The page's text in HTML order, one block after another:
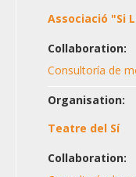
Associació "Si
Collaboration:
Consultoría de
Organisation:
Teatre del Sí
Collaboration: